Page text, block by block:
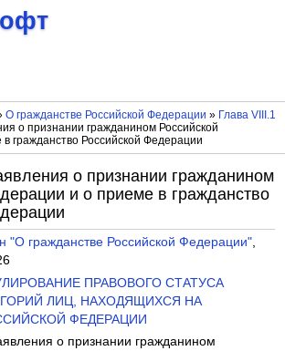
О гражданстве Российской Федерации » Глава VIII.1
о признании гражданином Российской
гражданство Российской Федерации
о признании гражданином
и о приеме в гражданство
"О гражданстве Российской Федерации",
ПРАВОВОГО СТАТУСА
ЛИЦ, НАХОДЯЩИХСЯ НА
ФЕДЕРАЦИИ
о признании гражданином